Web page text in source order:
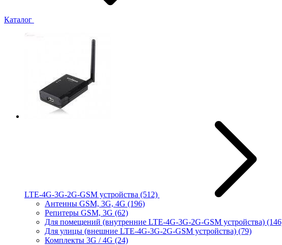
Каталог
LTE-4G-3G-2G-GSM устройства (512)
Антенны GSM, 3G, 4G (196)
Репитеры GSM, 3G (62)
Для помещений (внутренние LTE-4G-3G-2G-GSM устройства)
Для улицы (внешние LTE-4G-3G-2G-GSM устройства) (79)
Комплекты 3G / 4G (24)